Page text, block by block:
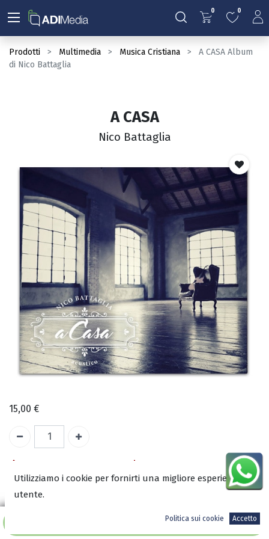
0 0
Prodotti Multimedia Musica Cristiana
A CASA Album
di Nico Battaglia
Aggiungi al carrello
A CASA
Nico Battaglia
15,00 €
COD: 2763
Utilizziamo i cookie per fornirti una migliore esperienza
utente.
Politica sui cookie Accetto